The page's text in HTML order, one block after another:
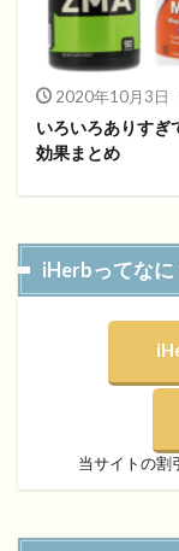
2020年10月3日
いろいろありすぎ
効果まとめ
iHerbってなに
当サイトの割